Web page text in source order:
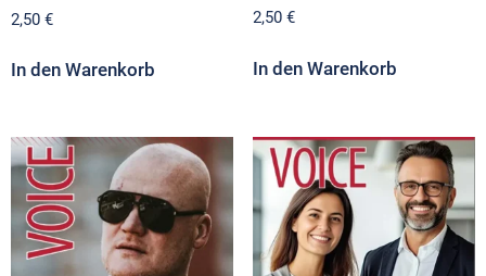
2,50 €
In den Warenkorb
2,50 €
In den Warenkorb